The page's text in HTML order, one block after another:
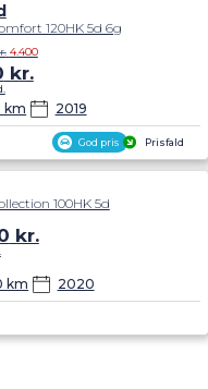
God pris Prisfald
120HK 5d 6g
km 2019
4.400
kr.
100HK 5d
km 2020
kr.